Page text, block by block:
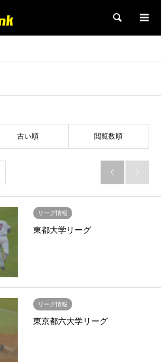
検索
古い順 閲覧数順
 
リーグ情報
東都大学リーグ
リーグ情報
東京都六大学リーグ